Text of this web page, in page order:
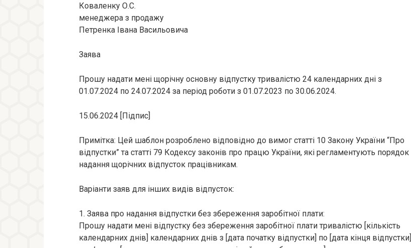
Коваленку О.С.
менеджера з продажу
Петренка Івана Васильовича
Заява
Прошу надати мені щорічну основну відпустку тривалістю 24 календарних дні з
01.07.2024 по 24.07.2024 за період роботи з 01.07.2023 по 30.06.2024.
15.06.2024 [Підпис]
Примітка: Цей шаблон розроблено відповідно до вимог статті 10 Закону України “Про
відпустки” та статті 79 Кодексу законів про працю України, які регламентують порядок
надання щорічних відпусток працівникам.
Варіанти заяв для інших видів відпусток:
1. Заява про надання відпустки без збереження заробітної плати:
Прошу надати мені відпустку без збереження заробітної плати тривалістю [кількість
календарних днів] календарних днів з [дата початку відпустки] по [дата кінця відпустки]